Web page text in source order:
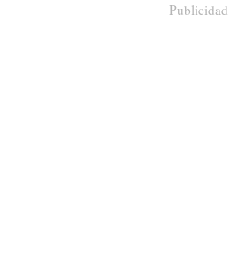
Publicidad